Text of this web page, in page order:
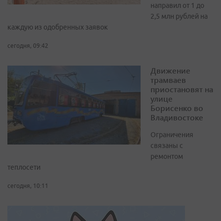
направил от 1 до
2,5 млн рублей на
каждую из одобренных заявок
сегодня, 09:42
Движение
трамваев
приостановят на
улице
Борисенко во
Владивостоке
Ограничения
связаны с
ремонтом
теплосети
сегодня, 10:11